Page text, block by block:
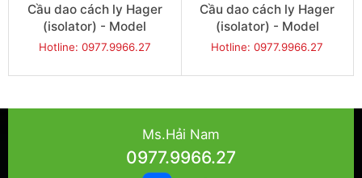
Cầu dao cách ly Hager
(isolator) - Model
JG320IN
Hotline: 0977.9966.27
Cầu dao cách ly Hager
(isolator) - Model
JG332IN
Hotline: 0977.9966.27
Ms.Hải Nam
0977.9966.27